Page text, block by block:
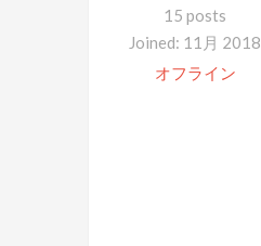
15 posts
Joined: 11月 2018
オフライン